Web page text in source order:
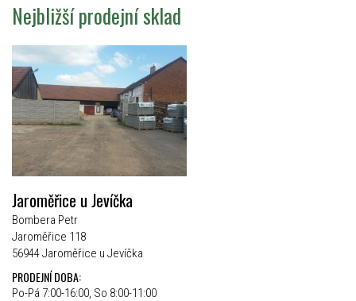
Nejbližší prodejní sklad
Jaroměřice u Jevíčka
Bombera Petr
Jaroměřice 118
56944 Jaroměřice u Jevíčka
PRODEJNÍ DOBA:
Po-Pá 7:00-16:00, So 8:00-11:00